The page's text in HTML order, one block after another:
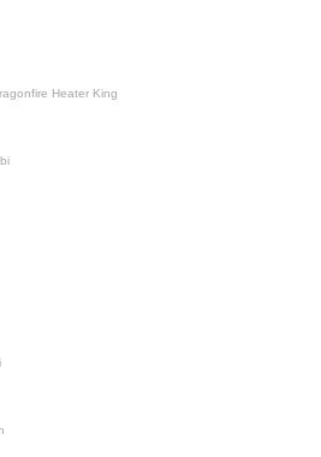
Heater King